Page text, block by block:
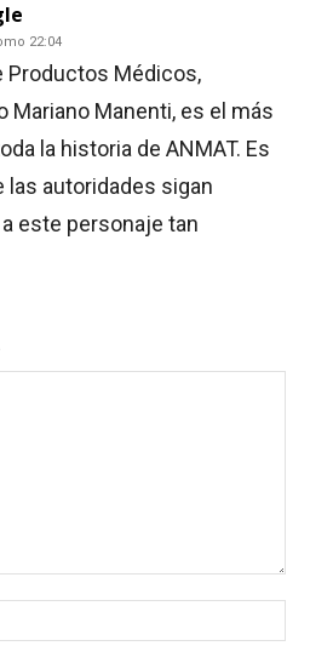
22:04
Productos Médicos,
Mariano Manenti, es el más
la historia de ANMAT. Es
las autoridades sigan
este personaje tan